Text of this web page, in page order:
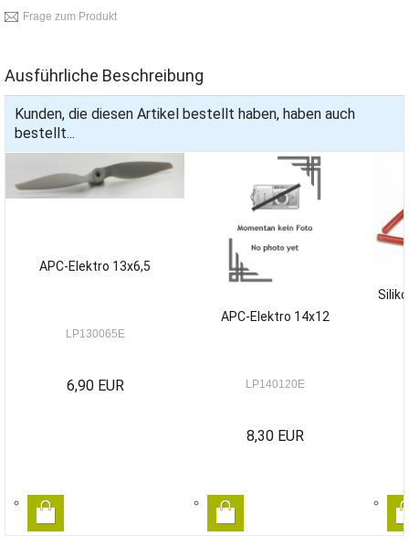
Frage zum Produkt
Ausführliche Beschreibung
Kunden, die diesen Artikel bestellt haben, haben auch
bestellt...
APC-Elektro 13x6,5
LP130065E
6,90 EUR
APC-Elektro 14x12
LP140120E
8,30 EUR